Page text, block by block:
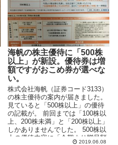
海帆の株主優待に「500株
以上」が新設。優待券は増
額ですがおこめ券が選べな
い。
株式会社海帆（証券コード3133）
の株主優待の案内が届きました。
見ていると「500株以上」の優待
の記載が。 前回までは「100株以
上、200株未満」と「200株以上」
しかありませんでした。 500株以
上の優待内容に「今期より贈呈額
2019.06.08